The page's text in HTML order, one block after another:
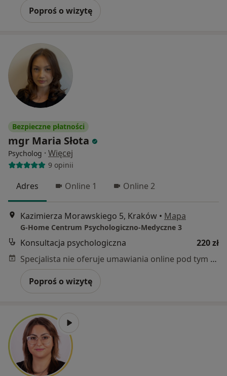
Poproś o wizytę
Bezpieczne płatności
mgr Maria Słota
Psycholog · Więcej
9 opinii
Adres Online 1 Online 2
Kazimierza Morawskiego 5, Kraków • Mapa
G-Home Centrum Psychologiczno-Medyczne 3
Konsultacja psychologiczna
220 zł
Specjalista nie oferuje umawiania online pod tym adresem.
Poproś o wizytę